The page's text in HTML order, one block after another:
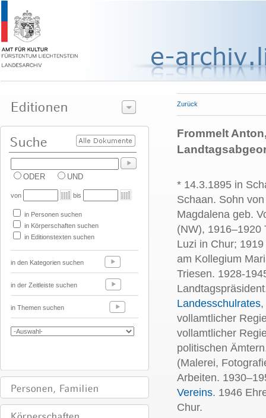
ODER UND
von bis
in Personen suchen
in Körperschaften suchen
in Editionstexten suchen
in den Kategorien suchen
in der Zeitleiste suchen
in Themen suchen
Zurück
Frommelt
* 14.3.1895 in
Schaan. Sohn
Magdalena geb.
(NW), 1916–1920
Luzi in Chur;
am Kollegium
Triesen. 1928-
Landesschulrates
vollamtlicher
vollamtlicher
politischen
(Malerei,
Arbeiten.
Vereins. 1946
Chur.